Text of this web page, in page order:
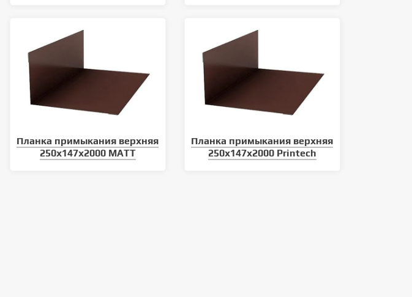
Планка примыкания верхняя
250х147х2000 MATT
Планка примыкания верхняя
250х147х2000 Printech